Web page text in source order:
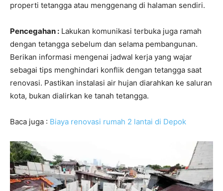
properti tetangga atau menggenang di halaman sendiri.
Pencegahan : Lakukan komunikasi terbuka juga ramah
dengan tetangga sebelum dan selama pembangunan.
Berikan informasi mengenai jadwal kerja yang wajar
sebagai tips menghindari konflik dengan tetangga saat
renovasi. Pastikan instalasi air hujan diarahkan ke saluran
kota, bukan dialirkan ke tanah tetangga.
Baca juga : Biaya renovasi rumah 2 lantai di Depok